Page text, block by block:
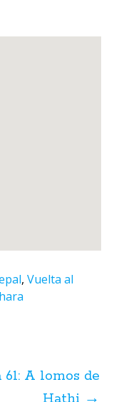
, Vuelta al
61: A lomos de